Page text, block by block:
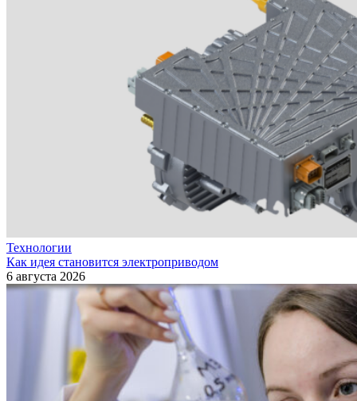
Технологии
Как идея становится электроприводом
6 августа 2026